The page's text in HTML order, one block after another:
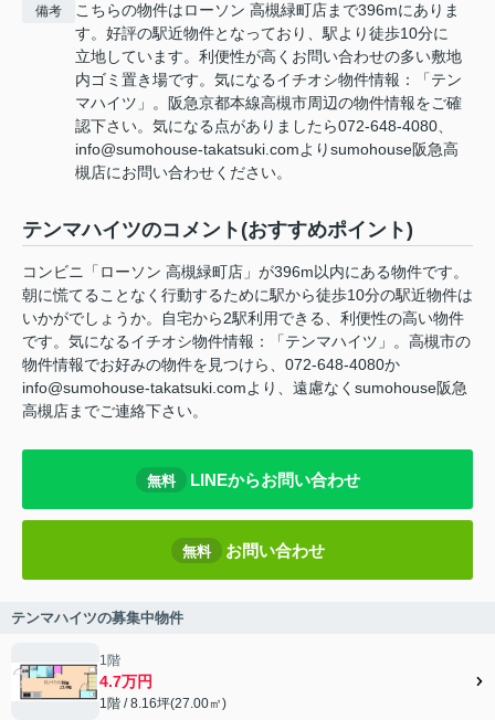
備考
こちらの物件はローソン 高槻緑町店まで396mにありま
す。好評の駅近物件となっており、駅より徒歩10分に
立地しています。利便性が高くお問い合わせの多い敷地
内ゴミ置き場です。気になるイチオシ物件情報：「テン
マハイツ」。阪急京都本線高槻市周辺の物件情報をご確
認下さい。気になる点がありましたら072-648-4080、
info@sumohouse-takatsuki.comよりsumohouse阪急高
槻店にお問い合わせください。
テンマハイツのコメント(おすすめポイント)
コンビニ「ローソン 高槻緑町店」が396m以内にある物件です。
朝に慌てることなく行動するために駅から徒歩10分の駅近物件は
いかがでしょうか。自宅から2駅利用できる、利便性の高い物件
です。気になるイチオシ物件情報：「テンマハイツ」。高槻市の
物件情報でお好みの物件を見つけら、072-648-4080か
info@sumohouse-takatsuki.comより、遠慮なくsumohouse阪急
高槻店までご連絡下さい。
無料 LINEからお問い合わせ
無料 お問い合わせ
テンマハイツの募集中物件
1階
4.7万円
1階 / 8.16坪(27.00㎡)